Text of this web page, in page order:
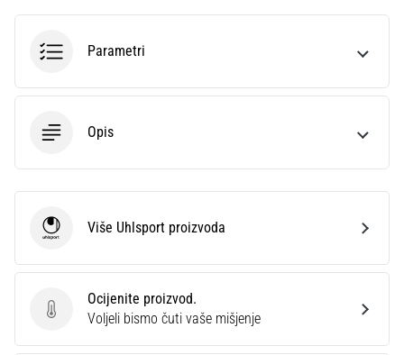
Parametri
Opis
Ocijenite proizvod.
Ocijenite proizvod.
Voljeli bismo čuti vaše mišjenje
UhlsportViše Uhlsport proizvoda